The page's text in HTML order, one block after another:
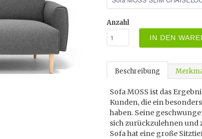
Anzahl
IN DEN
Beschreibung
Sofa MOSS ist das
Kunden, die ein
haben. Seine
sich zurückzulehnen und
Sofa hat eine große